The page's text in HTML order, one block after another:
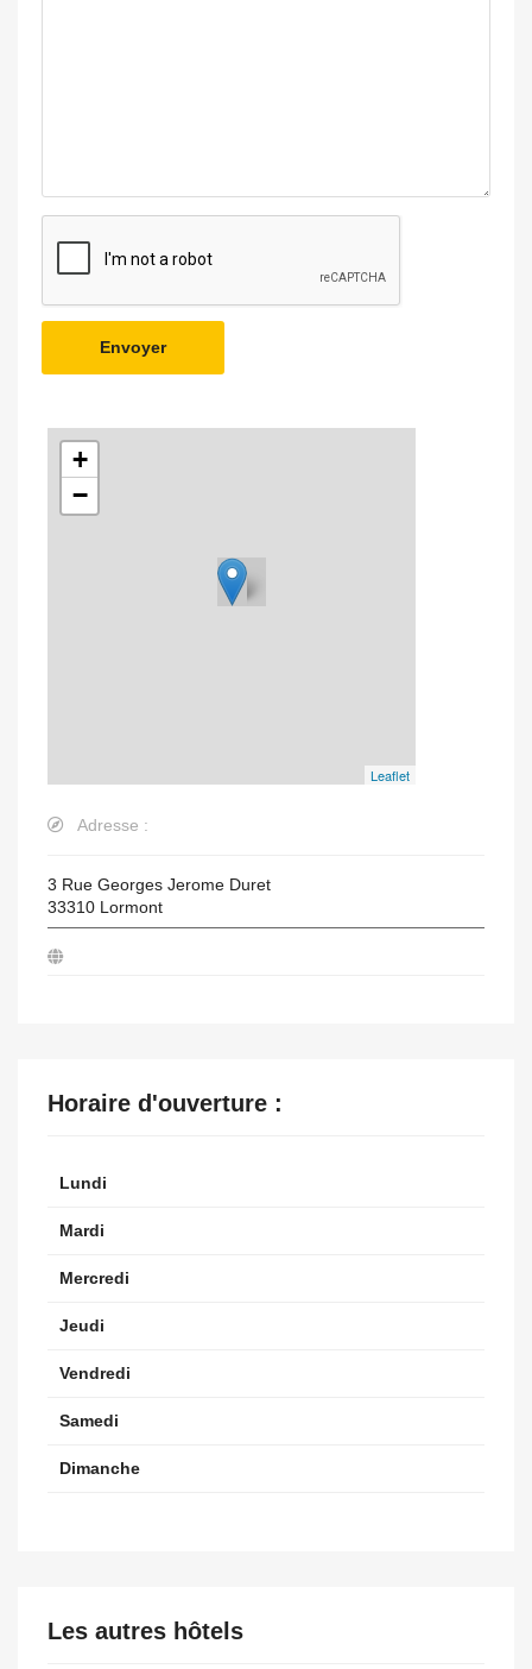
Envoyer
+
−
Leaflet
Adresse :
3 Rue Georges Jerome Duret
33310 Lormont
Horaire d'ouverture :
Lundi
Mardi
Mercredi
Jeudi
Vendredi
Samedi
Dimanche
Les autres hôtels